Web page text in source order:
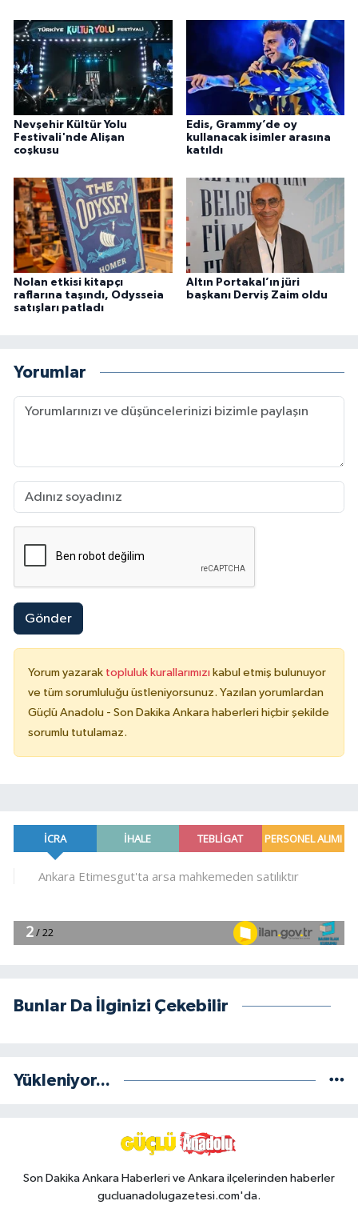
Nevşehir Kültür Yolu
Festivali'nde Alişan
coşkusu
Edis, Grammy’de oy
kullanacak isimler arasına
katıldı
Nolan etkisi kitapçı
raflarına taşındı, Odysseia
satışları patladı
Altın Portakal’ın jüri
başkanı Derviş Zaim oldu
Yorumlar
Gönder
Yorum yazarak topluluk kurallarımızı kabul etmiş bulunuyor
ve tüm sorumluluğu üstleniyorsunuz. Yazılan yorumlardan
Güçlü Anadolu - Son Dakika Ankara haberleri hiçbir şekilde
sorumlu tutulamaz.
Bunlar Da İlginizi Çekebilir
Yükleniyor...
Son Dakika Ankara Haberleri ve Ankara ilçelerinden haberler
gucluanadolugazetesi.com'da.